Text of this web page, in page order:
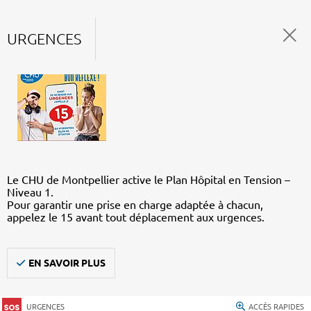
URGENCES
Le CHU de Montpellier active le Plan Hôpital en Tension –
Niveau 1.
Pour garantir une prise en charge adaptée à chacun,
appelez le 15 avant tout déplacement aux urgences.
EN SAVOIR PLUS
URGENCES ACCÈS RAPIDES